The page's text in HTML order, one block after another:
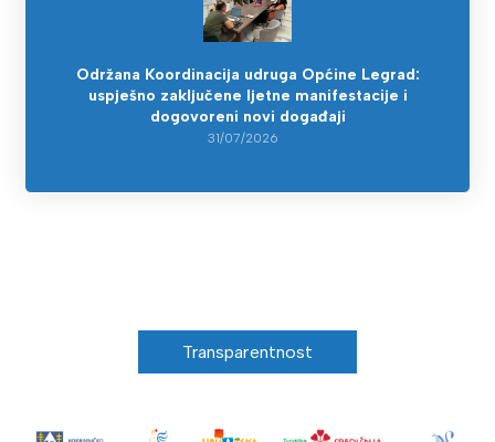
Održana Koordinacija udruga Općine Legrad:
uspješno zaključene ljetne manifestacije i
dogovoreni novi događaji
31/07/2026
Transparentnost